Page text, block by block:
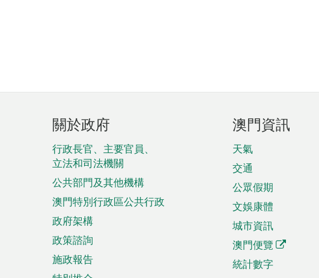
頁
腳
菜
單
關於政府
行政長官、主要官員、
立法和司法機關
公共部門及其他機構
澳門特別行政區公共行政
政府架構
政策諮詢
施政報告
澳門資訊
天氣
交通
公眾假期
文娛康體
城市資訊
澳門便覽
統計數字